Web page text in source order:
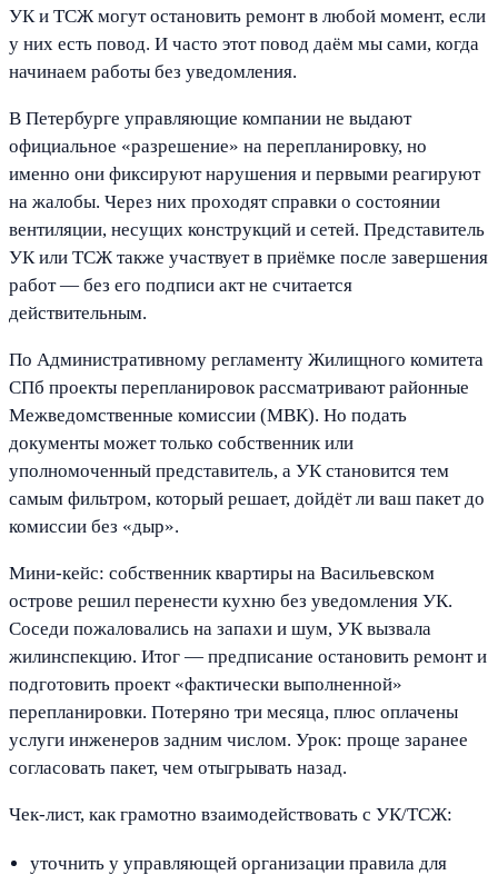
УК и ТСЖ могут остановить ремонт в любой момент, если
у них есть повод. И часто этот повод даём мы сами, когда
начинаем работы без уведомления.
В Петербурге управляющие компании не выдают
официальное «разрешение» на перепланировку, но
именно они фиксируют нарушения и первыми реагируют
на жалобы. Через них проходят справки о состоянии
вентиляции, несущих конструкций и сетей. Представитель
УК или ТСЖ также участвует в приёмке после завершения
работ — без его подписи акт не считается
действительным.
По Административному регламенту Жилищного комитета
СПб проекты перепланировок рассматривают районные
Межведомственные комиссии (МВК). Но подать
документы может только собственник или
уполномоченный представитель, а УК становится тем
самым фильтром, который решает, дойдёт ли ваш пакет до
комиссии без «дыр».
Мини-кейс: собственник квартиры на Васильевском
острове решил перенести кухню без уведомления УК.
Соседи пожаловались на запахи и шум, УК вызвала
жилинспекцию. Итог — предписание остановить ремонт и
подготовить проект «фактически выполненной»
перепланировки. Потеряно три месяца, плюс оплачены
услуги инженеров задним числом. Урок: проще заранее
согласовать пакет, чем отыгрывать назад.
Чек-лист, как грамотно взаимодействовать с УК/ТСЖ:
уточнить у управляющей организации правила для